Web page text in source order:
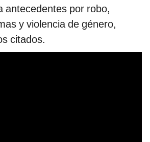
antecedentes por robo,
y violencia de género,
citados.